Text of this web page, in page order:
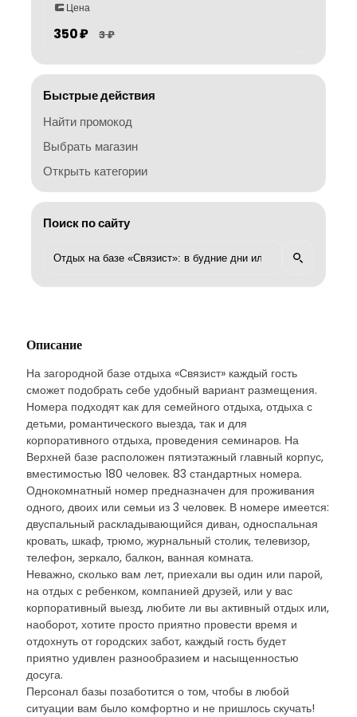
Цена
350 ₽ 3 ₽
Быстрые действия
Найти промокод
Выбрать магазин
Открыть категории
Поиск по сайту
Описание
На загородной базе отдыха «Связист» каждый гость
сможет подобрать себе удобный вариант размещения.
Номера подходят как для семейного отдыха, отдыха с
детьми, романтического выезда, так и для
корпоративного отдыха, проведения семинаров. На
Верхней базе расположен пятиэтажный главный корпус,
вместимостью 180 человек. 83 стандартных номера.
Однокомнатный номер предназначен для проживания
одного, двоих или семьи из 3 человек. В номере имеется:
двуспальный раскладывающийся диван, односпальная
кровать, шкаф, трюмо, журнальный столик, телевизор,
телефон, зеркало, балкон, ванная комната.
Неважно, сколько вам лет, приехали вы один или парой,
на отдых с ребенком, компанией друзей, или у вас
корпоративный выезд, любите ли вы активный отдых или,
наоборот, хотите просто приятно провести время и
отдохнуть от городских забот, каждый гость будет
приятно удивлен разнообразием и насыщенностью
досуга.
Персонал базы позаботится о том, чтобы в любой
ситуации вам было комфортно и не пришлось скучать!